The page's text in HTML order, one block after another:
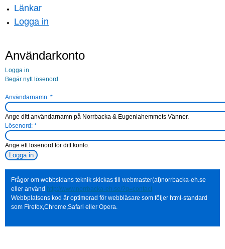
Länkar
Logga in
Användarkonto
Logga in
Begär nytt lösenord
Användarnamn: *
Ange ditt användarnamn på Norrbacka & Eugeniahemmets Vänner.
Lösenord: *
Ange ett lösenord för ditt konto.
Frågor om webbsidans teknik skickas till webmaster(at)norrbacka-eh.se
eller använd http://www.norrbacka-eh.se/?q=contact
Webbplatsens kod är optimerad för webbläsare som följer html-standard
som Firefox,Chrome,Safari eller Opera.